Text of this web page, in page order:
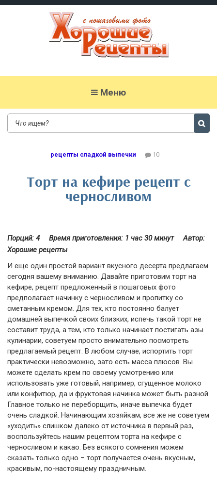
Меню
рецепты сладкой выпечки 10
Торт на кефире рецепт с
черносливом
Порций: 4 Время приготовления: 1 час 30 минут
Автор:
Хорошие рецепты
И еще один простой вариант вкусного десерта предлагаем
сегодня вашему вниманию. Давайте приготовим торт на
кефире, рецепт предложенный в пошаговых фото
предполагает начинку с черносливом и пропитку со
сметанным кремом. Для тех, кто постоянно балует
домашней выпечкой своих близких, испечь такой торт не
составит труда, а тем, кто только начинает постигать азы
кулинарии, советуем просто внимательно посмотреть
предлагаемый рецепт. В любом случае, испортить торт
практически невозможно, зато есть масса плюсов. Вы
можете сделать крем по своему усмотрению или
использовать уже готовый, например, сгущенное молоко
или конфитюр, да и фруктовая начинка может быть разной.
Главное только не переборщить, иначе выпечка будет
очень сладкой. Начинающим хозяйкам, все же не советуем
«уходить» слишком далеко от источника в первый раз,
воспользуйтесь нашим рецептом торта на кефире с
черносливом и какао. Без всякого сомнения можем
сказать только одно – торт получается очень вкусным,
красивым, по-настоящему праздничным.